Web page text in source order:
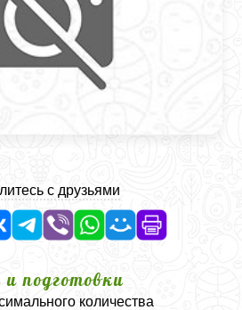
с друзьями
подготовки
количества